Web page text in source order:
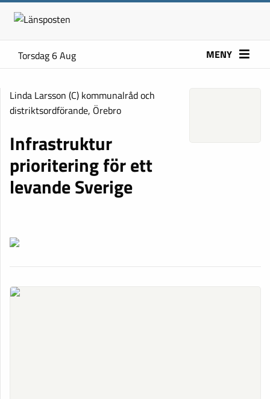
Torsdag 6 Aug MENY
Linda Larsson (C) kommunalråd och
distriktsordförande, Örebro
Infrastruktur
prioritering för ett
levande Sverige